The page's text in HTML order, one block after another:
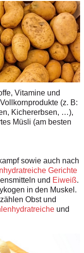
Vitamine und
(z. B:
Kichererbsen, …),
Müsli (am besten
sowie auch nach
Gerichte
und Eiweiß.
in den Muskel.
Obst und
und